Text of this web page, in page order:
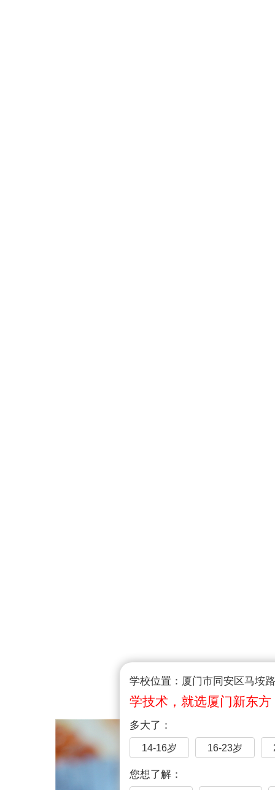
学校位置：厦门市同安区马垵
学技术，就选厦门新东方
多大了：
14-16岁 16-23岁
您想了解：